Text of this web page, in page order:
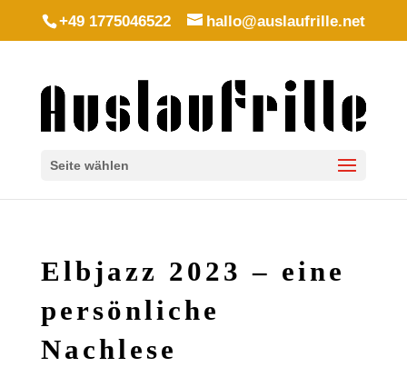
+49 1775046522 hallo@auslaufrille.net
Seite wählen
Elbjazz 2023 – eine
persönliche
Nachlese